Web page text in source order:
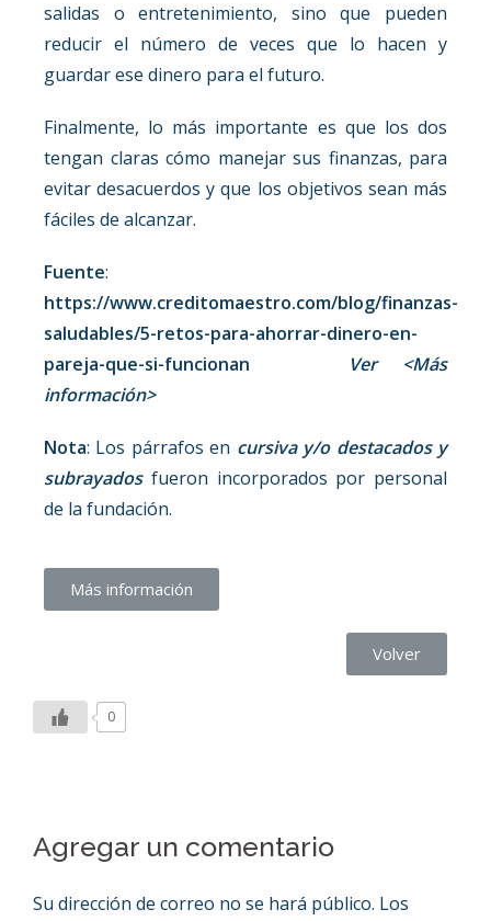
salidas o entretenimiento, sino que pueden
reducir el número de veces que lo hacen y
guardar ese dinero para el futuro.
Finalmente, lo más importante es que los dos
tengan claras cómo manejar sus finanzas, para
evitar desacuerdos y que los objetivos sean más
fáciles de alcanzar.
Fuente:
https://www.creditomaestro.com/blog/finanzas-
saludables/5-retos-para-ahorrar-dinero-en-
pareja-que-si-funcionan
Ver <Más
información>
Nota: Los párrafos en cursiva y/o destacados y
subrayados fueron incorporados por personal
de la fundación.
Más información
Volver
0
Agregar un comentario
Su dirección de correo no se hará público. Los